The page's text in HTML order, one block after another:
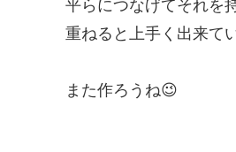
平らにつなげてそれを
重ねると上手く出来て
また作ろうね😉